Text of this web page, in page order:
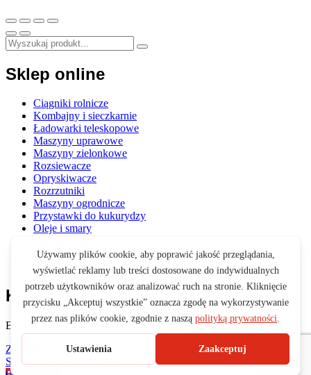
Sklep online
Ciągniki rolnicze
Kombajny i sieczkarnie
Ładowarki teleskopowe
Maszyny uprawowe
Maszyny zielonkowe
Rozsiewacze
Opryskiwacze
Rozrzutniki
Maszyny ogrodnicze
Przystawki do kukurydzy
Oleje i smary
Akcesoria
Zabawki
Koszyk
Brak produktów w koszyku.
Zamknij
StartProduktySzukaj0Koszyk